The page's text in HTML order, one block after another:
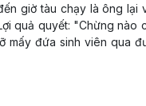
giờ tàu chạy là ông lại
quả quyết: "Chừng nào
mấy đứa sinh viên qua